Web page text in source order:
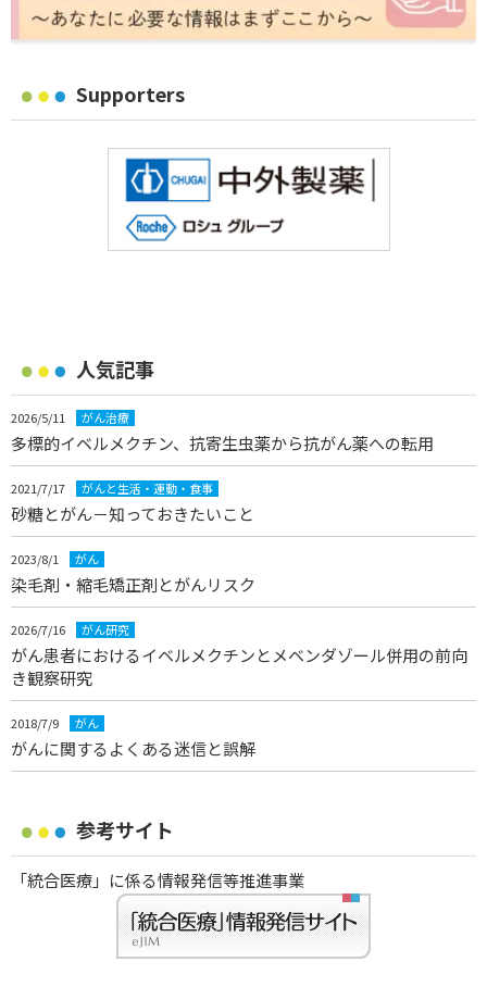
Supporters
人気記事
2026/5/11 がん治療
多標的イベルメクチン、抗寄生虫薬から抗がん薬への転用
2021/7/17 がんと生活・運動・食事
砂糖とがん－知っておきたいこと
2023/8/1 がん
染毛剤・縮毛矯正剤とがんリスク
2026/7/16 がん研究
がん患者におけるイベルメクチンとメベンダゾール併用の前向
き観察研究
2018/7/9 がん
がんに関するよくある迷信と誤解
参考サイト
「統合医療」に係る情報発信等推進事業